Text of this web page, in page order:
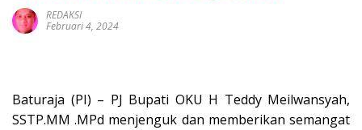
REDAKSI
Februari 4, 2024
Baturaja (PI) – PJ Bupati OKU H Teddy Meilwansyah,
SSTP.MM .MPd menjenguk dan memberikan semangat